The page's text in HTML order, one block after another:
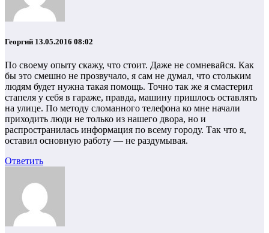
Георгий 13.05.2016 08:02
По своему опыту скажу, что стоит. Даже не сомневайся. Как
бы это смешно не прозвучало, я сам не думал, что стольким
людям будет нужна такая помощь. Точно так же я смастерил
стапеля у себя в гараже, правда, машину пришлось оставлять
на улице. По методу сломанного телефона ко мне начали
приходить люди не только из нашего двора, но и
распространилась информация по всему городу. Так что я,
оставил основную работу — не раздумывая.
Ответить